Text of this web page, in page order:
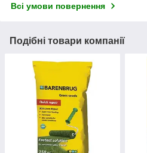
Всі умови повернення
Подібні товари компанії